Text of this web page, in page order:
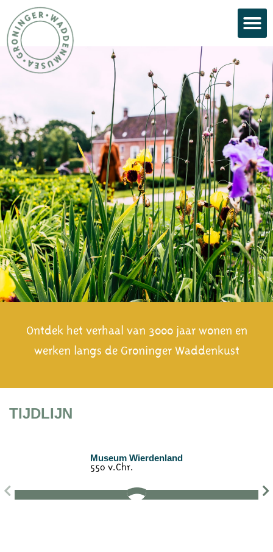
Ontdek het verhaal van 3000 jaar wonen en
werken langs de Groninger Waddenkust
TIJDLIJN
Museum Wierdenland
550 v.Chr.